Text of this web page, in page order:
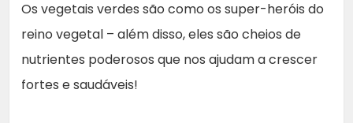
Os vegetais verdes são como os super-heróis do
reino vegetal – além disso, eles são cheios de
nutrientes poderosos que nos ajudam a crescer
fortes e saudáveis!